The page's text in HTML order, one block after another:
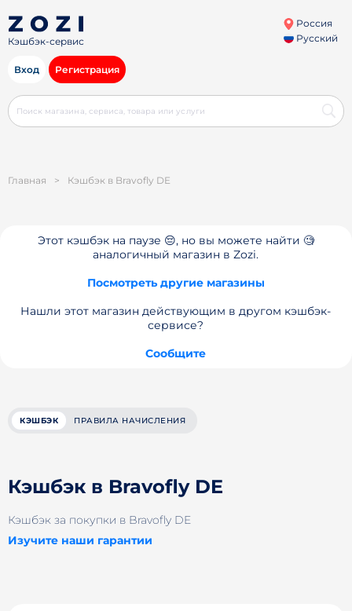
Кэшбэк-сервис
Россия
Русский
Вход Регистрация
Главная > Кэшбэк в Bravofly DE
Этот кэшбэк на паузе 😔, но вы можете найти 🧐
аналогичный магазин в Zozi.
Посмотреть другие магазины
Нашли этот магазин действующим в другом кэшбэк-
сервисе?
Сообщите
КЭШБЭК ПРАВИЛА НАЧИСЛЕНИЯ
Кэшбэк в Bravofly DE
Кэшбэк за покупки в Bravofly DE
Изучите наши гарантии